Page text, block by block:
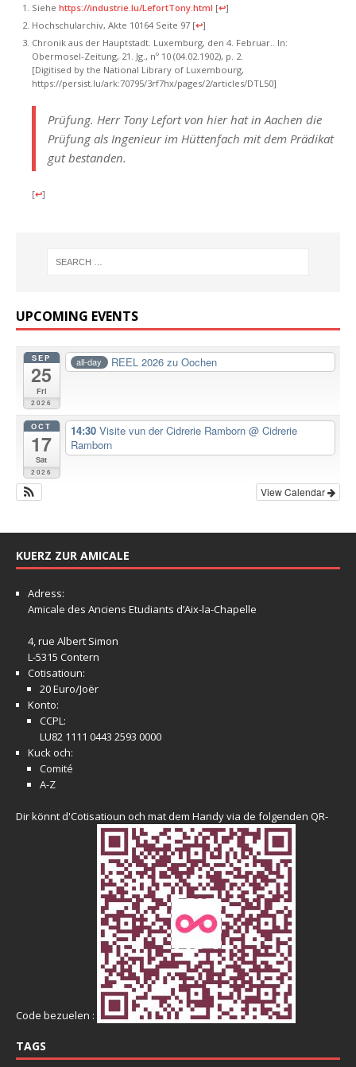
Siehe https://industrie.lu/LefortTony.html [↩]
Hochschularchiv, Akte 10164 Seite 97 [↩]
Chronik aus der Hauptstadt. Luxemburg, den 4. Februar.. In:
Obermosel-Zeitung, 21. Jg., nº 10 (04.02.1902), p. 2.
[Digitised by the National Library of Luxembourg,
https://persist.lu/ark:70795/3rf7hx/pages/2/articles/DTL50]
Prüfung. Herr Tony Lefort von hier hat in Aachen die
Prüfung als Ingenieur im Hüttenfach mit dem Prädikat
gut bestanden.
[↩]
UPCOMING EVENTS
SEP
25
Fri
2026
all-day REEL 2026 zu Oochen
OCT
17
Sat
2026
14:30 Visite vun der Cidrerie Ramborn @ Cidrerie
Ramborn
View Calendar
KUERZ ZUR AMICALE
Adress:
Amicale des Anciens Etudiants d’Aix-la-Chapelle
4, rue Albert Simon
L-5315 Contern
Cotisatioun:
20 Euro/Joër
Konto:
CCPL:
LU82 1111 0443 2593 0000
Kuck och:
Comité
A-Z
Dir könnt d'Cotisatioun och mat dem Handy via de folgenden QR-
Code bezuelen :
TAGS